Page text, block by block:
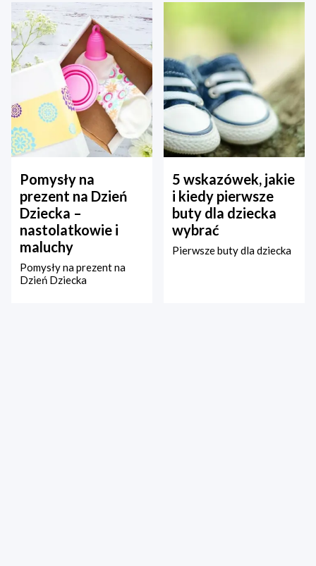
Pomysły na
prezent na Dzień
Dziecka –
nastolatkowie i
maluchy
Pomysły na prezent na
Dzień Dziecka
5 wskazówek, jakie
i kiedy pierwsze
buty dla dziecka
wybrać
Pierwsze buty dla dziecka